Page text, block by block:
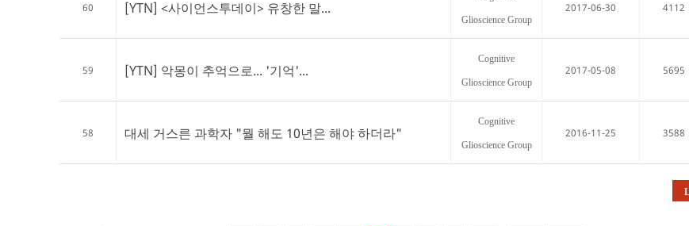
60 [YTN] <사이언스투데이> 유창한 말...
Glioscience Group
2017-06-30 4112
59 [YTN] 악몽이 추억으로... '기억'...
Cognitive
Glioscience Group
2017-05-08 5695
58 대세 거스른 과학자 "뭘 해도 10년은 해야 하더라"
Cognitive
Glioscience Group
2016-11-25 3588